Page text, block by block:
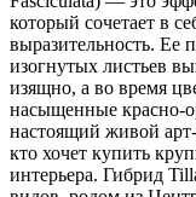
который сочетает в
выразительность. Ее
изогнутых листьев
изящно, а во время
насыщенные красно-
настоящий живой
кто хочет купить
интерьера. Гибрид